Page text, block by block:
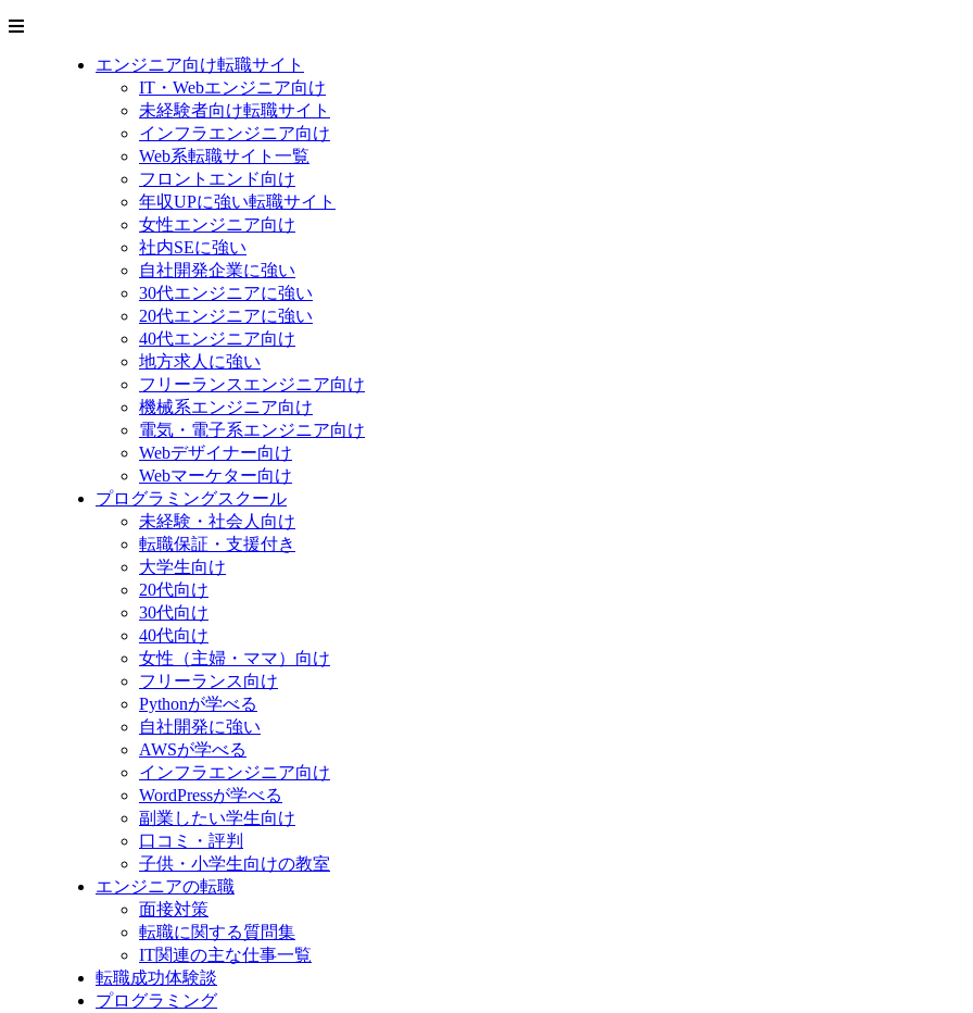
エンジニア向け転職サイト
IT・Webエンジニア向け
未経験者向け転職サイト
インフラエンジニア向け
Web系転職サイト一覧
フロントエンド向け
年収UPに強い転職サイト
女性エンジニア向け
社内SEに強い
自社開発企業に強い
30代エンジニアに強い
20代エンジニアに強い
40代エンジニア向け
地方求人に強い
フリーランスエンジニア向け
機械系エンジニア向け
電気・電子系エンジニア向け
Webデザイナー向け
Webマーケター向け
プログラミングスクール
未経験・社会人向け
転職保証・支援付き
大学生向け
20代向け
30代向け
40代向け
女性（主婦・ママ）向け
フリーランス向け
Pythonが学べる
自社開発に強い
AWSが学べる
インフラエンジニア向け
WordPressが学べる
副業したい学生向け
口コミ・評判
子供・小学生向けの教室
エンジニアの転職
面接対策
転職に関する質問集
IT関連の主な仕事一覧
転職成功体験談
プログラミング